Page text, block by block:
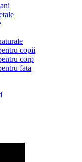
copii
corp
fata